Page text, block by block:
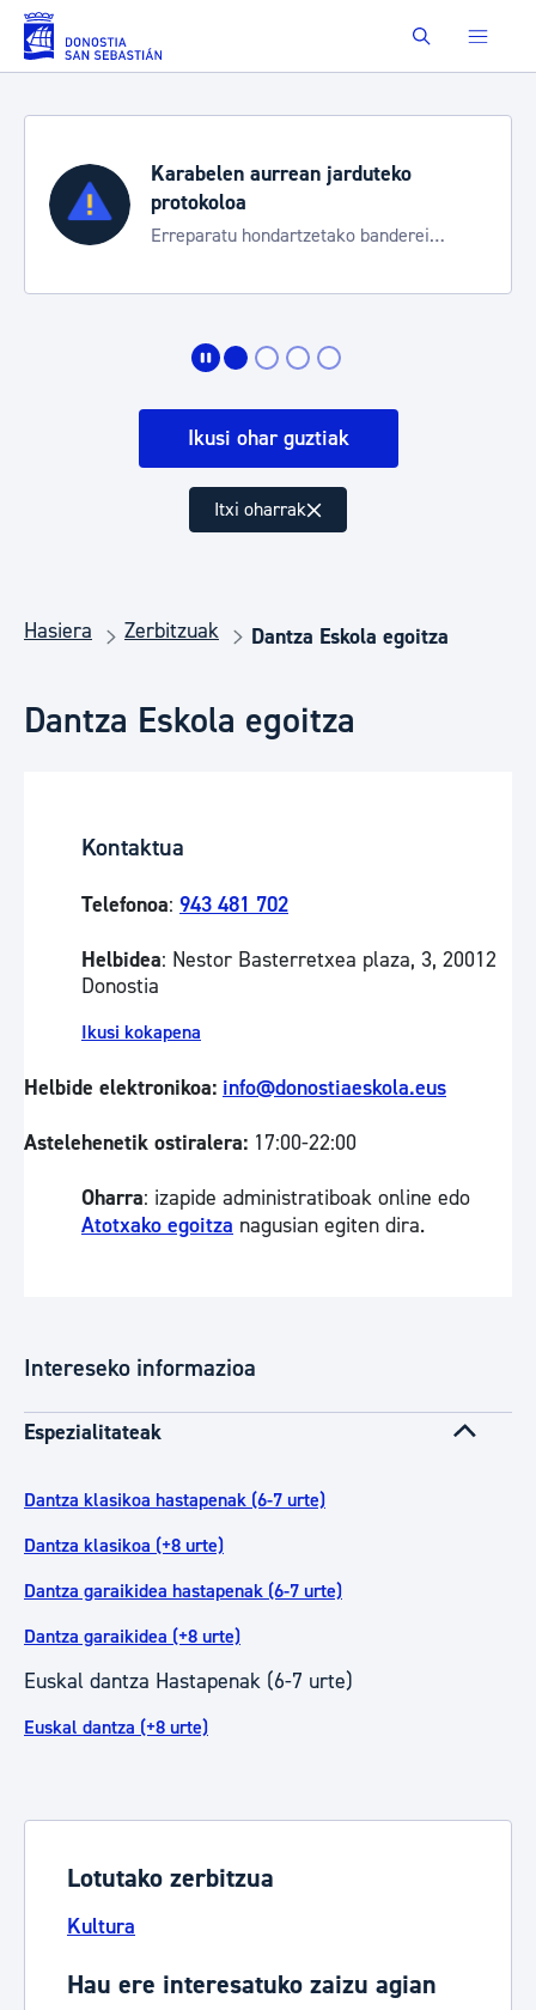
Eduki nagusira joan Buscar
Karabelen aurrean jarduteko
protokoloa
Erreparatu hondartzetako banderei
Ikusi ohar guztiak
Itxi oharrak
Hasiera Zerbitzuak Dantza Eskola egoitza
Dantza Eskola egoitza
Kontaktua
Telefonoa: 943 481 702
Helbidea: Nestor Basterretxea plaza, 3, 20012
Donostia
Ikusi kokapena
Helbide elektronikoa: info@donostiaeskola.eus
Astelehenetik ostiralera: 17:00-22:00
Oharra: izapide administratiboak online edo
Atotxako egoitza nagusian egiten dira.
Intereseko informazioa
Espezialitateak
Dantza klasikoa hastapenak (6-7 urte)
Dantza klasikoa (+8 urte)
Dantza garaikidea hastapenak (6-7 urte)
Dantza garaikidea (+8 urte)
Euskal dantza Hastapenak (6-7 urte)
Euskal dantza (+8 urte)
Lotutako zerbitzua
Kultura
Hau ere interesatuko zaizu agian